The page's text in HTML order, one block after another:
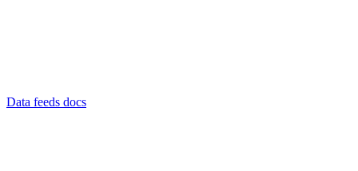
Data feeds docs